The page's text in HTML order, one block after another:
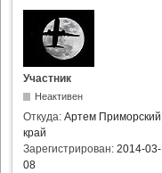
Участник
Неактивен
Откуда: Артем Приморский
край
Зарегистрирован: 2014-03-
08